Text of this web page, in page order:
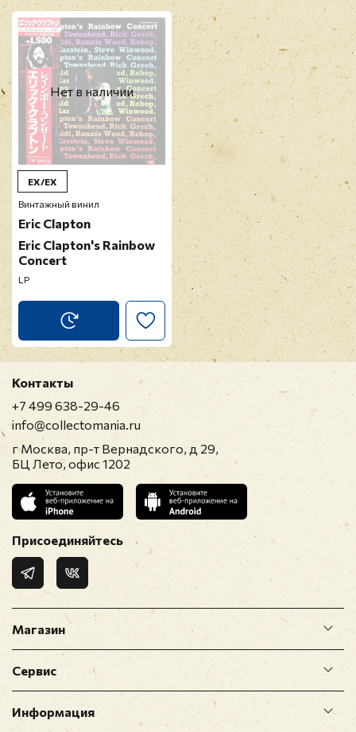
Нет в наличии
EX/EX
Винтажный винил
Eric Clapton
Eric Clapton's Rainbow
Concert
LP
Магазин
Сервис
Информация
Контакты
+7 499 638-29-46
info@collectomania.ru
г Москва, пр-т Вернадского, д 29,
БЦ Лето, офис 1202
Присоединяйтесь